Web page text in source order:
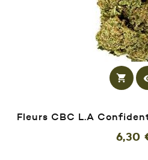
shopping_cart
Fleurs CBC L.A
6,30